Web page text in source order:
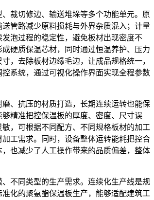
裁切修边、输送堆垛等多个功能单元。原
管路减少原料损耗与外界杂质混入；计量
泡过程的稳定性，避免板材出现密度不
硬质保温芯材，同时通过恒温养护、压力
，去除板材边缘毛边，让成品规格统一，
系统，通过可视化操作界面实现全程参数
、抗压的材质打造，长期连续运转也能保
精准把控保温板的厚度、密度、尺寸误
，可根据不同配方、不同规格板材的加工
工需求。同时，设备整体运转能耗把控合
也减少了人工操作带来的品质偏差，整体
不同类型的生产需求。连续化生产线是规
化的聚氨酯保温板生产，能够适配建筑工